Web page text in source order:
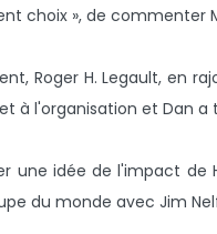
choix », de commenter
Roger H. Legault, en
à l'organisation et Dan
une idée de l'impact de
du monde avec Jim